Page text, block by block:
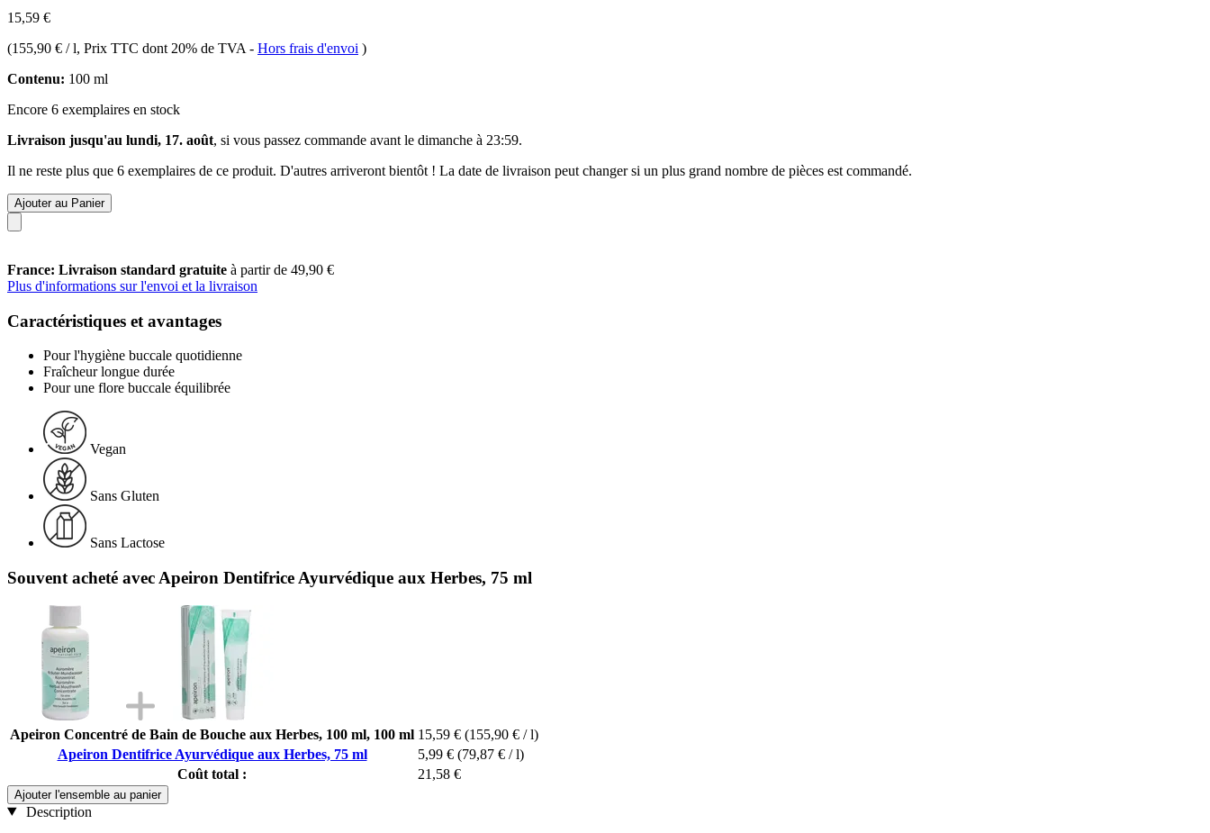
15,59 €
(155,90 € / l, Prix TTC dont 20% de TVA - Hors frais d'envoi )
Contenu: 100 ml
Encore 6 exemplaires en stock
Livraison jusqu'au lundi, 17. août, si vous passez commande avant le dimanche à 23:59.
Il ne reste plus que 6 exemplaires de ce produit. D'autres arriveront bientôt ! La date de livraison peut changer si un plus grand nombre de pièces est commandé.
Ajouter au Panier
France: Livraison standard gratuite à partir de 49,90 €
Plus d'informations sur l'envoi et la livraison
Caractéristiques et avantages
Pour l'hygiène buccale quotidienne
Fraîcheur longue durée
Pour une flore buccale équilibrée
Vegan
Sans Gluten
Sans Lactose
Souvent acheté avec Apeiron Dentifrice Ayurvédique aux Herbes, 75 ml
Apeiron Concentré de Bain de Bouche aux Herbes, 100 ml, 100 ml 15,59 € (155,90 € / l)
Apeiron Dentifrice Ayurvédique aux Herbes, 75 ml
5,99 € (79,87 € / l)
Coût total :
21,58 €
Ajouter l'ensemble au panier
Description